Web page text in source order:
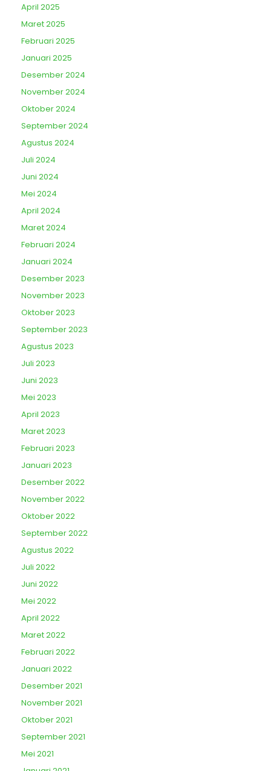
April 2025
Maret 2025
Februari 2025
Januari 2025
Desember 2024
November 2024
Oktober 2024
September 2024
Agustus 2024
Juli 2024
Juni 2024
Mei 2024
April 2024
Maret 2024
Februari 2024
Januari 2024
Desember 2023
November 2023
Oktober 2023
September 2023
Agustus 2023
Juli 2023
Juni 2023
Mei 2023
April 2023
Maret 2023
Februari 2023
Januari 2023
Desember 2022
November 2022
Oktober 2022
September 2022
Agustus 2022
Juli 2022
Juni 2022
Mei 2022
April 2022
Maret 2022
Februari 2022
Januari 2022
Desember 2021
November 2021
Oktober 2021
September 2021
Mei 2021